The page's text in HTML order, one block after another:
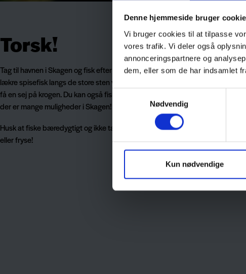
Denne hjemmeside bruger
Vi bruger cookies til at tilpasse
vores trafik. Vi deler også
annonceringspartnere og
dem, eller som de har indsamlet
Nødvendig
Kun nødvendige
Torsk!
Tag til havnen i Skagen og fisk efter torsk. Her har du god mulighed for at
lækre spisefisk langs de store sten ved molen, og er dagen med dig, så kan du
få en sej på krogen. Du kan også fiske andre steder fra land og få en god
der er mange muligheder i Skagen!
Husk at fiske bæredygtigt og ikke tage flere fisk med hjem, end du kan nå at
eller fryse!